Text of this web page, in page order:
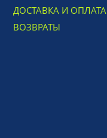
ДОСТАВКА И ОПЛАТА
ВОЗВРАТЫ